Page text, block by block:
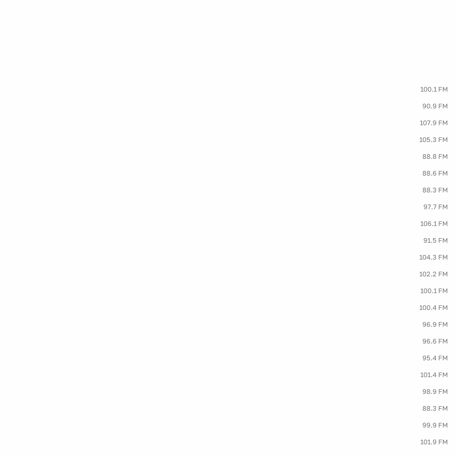
100.1 FM
90.9 FM
107.9 FM
105.3 FM
88.8 FM
88.6 FM
88.3 FM
97.7 FM
106.1 FM
91.5 FM
104.3 FM
102.2 FM
100.1 FM
100.4 FM
96.9 FM
96.6 FM
95.4 FM
101.4 FM
98.9 FM
88.3 FM
99.9 FM
101.9 FM